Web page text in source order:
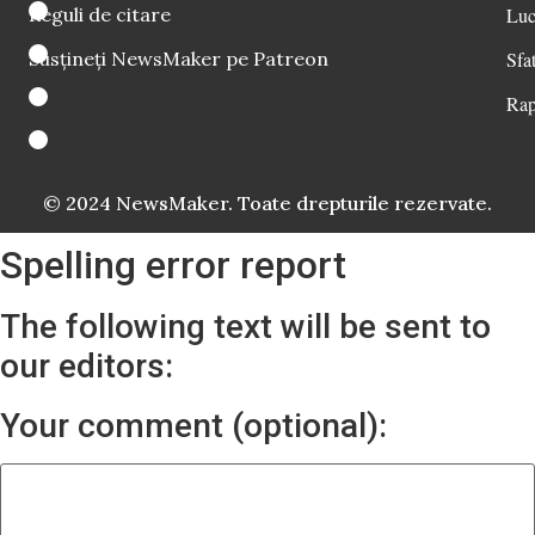
Reguli de citare
Susțineți NewsMaker pe Patreon
© 2024 NewsMaker. Toate drepturile rezervate.
Spelling error report
The following text will be sent to
our editors:
Your comment (optional):